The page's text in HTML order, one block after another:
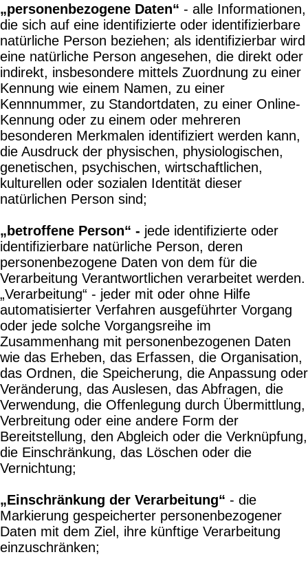
„personenbezogene Daten“ - alle Informationen,
die sich auf eine identifizierte oder identifizierbare
natürliche Person beziehen; als identifizierbar wird
eine natürliche Person angesehen, die direkt oder
indirekt, insbesondere mittels Zuordnung zu einer
Kennung wie einem Namen, zu einer
Kennnummer, zu Standortdaten, zu einer Online-
Kennung oder zu einem oder mehreren
besonderen Merkmalen identifiziert werden kann,
die Ausdruck der physischen, physiologischen,
genetischen, psychischen, wirtschaftlichen,
kulturellen oder sozialen Identität dieser
natürlichen Person sind;
„betroffene Person“ - jede identifizierte oder
identifizierbare natürliche Person, deren
personenbezogene Daten von dem für die
Verarbeitung Verantwortlichen verarbeitet werden.
„Verarbeitung“ - jeder mit oder ohne Hilfe
automatisierter Verfahren ausgeführter Vorgang
oder jede solche Vorgangsreihe im
Zusammenhang mit personenbezogenen Daten
wie das Erheben, das Erfassen, die Organisation,
das Ordnen, die Speicherung, die Anpassung oder
Veränderung, das Auslesen, das Abfragen, die
Verwendung, die Offenlegung durch Übermittlung,
Verbreitung oder eine andere Form der
Bereitstellung, den Abgleich oder die Verknüpfung,
die Einschränkung, das Löschen oder die
Vernichtung;
„Einschränkung der Verarbeitung“ - die
Markierung gespeicherter personenbezogener
Daten mit dem Ziel, ihre künftige Verarbeitung
einzuschränken;